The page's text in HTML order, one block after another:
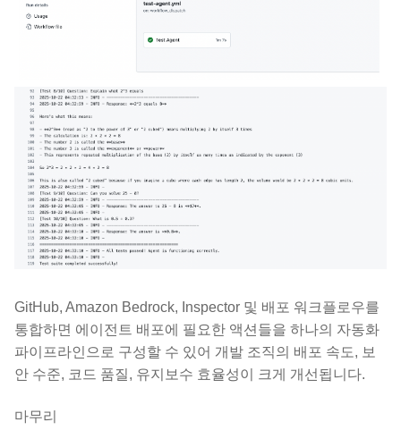
GitHub, Amazon Bedrock, Inspector 및 배포 워크플로우를
통합하면 에이전트 배포에 필요한 액션들을 하나의 자동화
파이프라인으로 구성할 수 있어 개발 조직의 배포 속도, 보
안 수준, 코드 품질, 유지보수 효율성이 크게 개선됩니다.
마무리